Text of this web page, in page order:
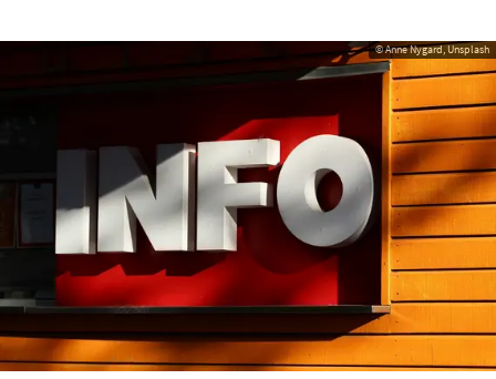
© Anne Nygard, Unsplash